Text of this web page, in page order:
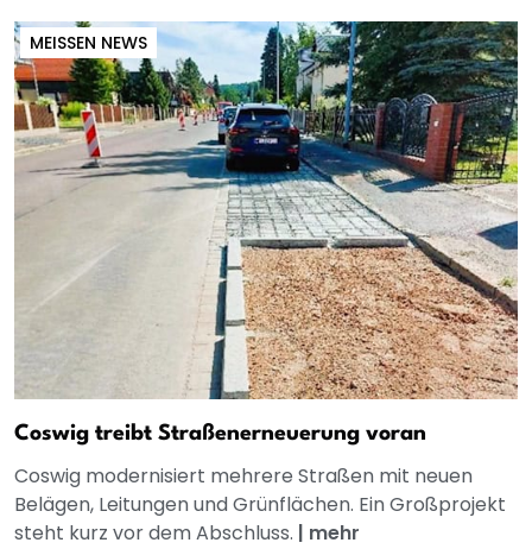
MEISSEN NEWS
Coswig treibt Straßenerneuerung voran
Coswig modernisiert mehrere Straßen mit neuen
Belägen, Leitungen und Grünflächen. Ein Großprojekt
steht kurz vor dem Abschluss. | mehr